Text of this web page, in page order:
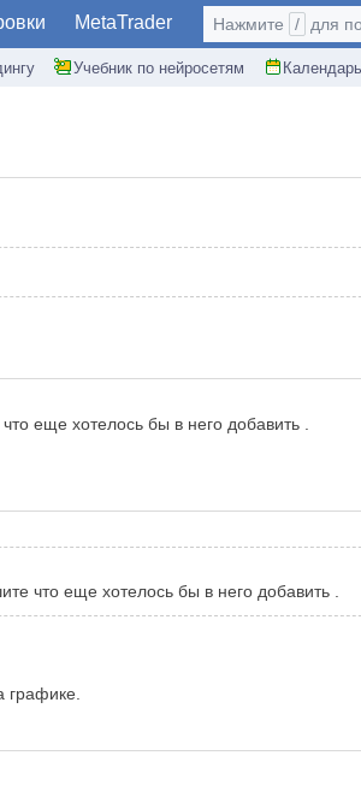
MetaTrader
Учебник по нейросетям Календарь
Нажмите / для
еще хотелось бы в него добавить .
что еще хотелось бы в него добавить .
графике.